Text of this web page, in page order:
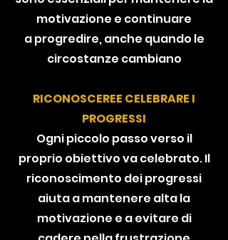
motivazione e continuare
a progredire, anche quando le
circostanze cambiano
RICONOSCEREE CELEBRARE I
PROGRESSI
Ogni piccolo passo verso il
proprio obiettivo va celebrato. Il
riconoscimento dei progressi
aiuta a mantenere alta la
motivazione e a evitare di